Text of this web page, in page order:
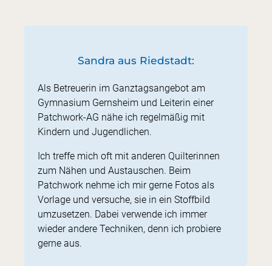
Sandra aus Riedstadt:
Als Betreuerin im Ganztagsangebot am
Gymnasium Gernsheim und Leiterin einer
Patchwork-AG nähe ich regelmäßig mit
Kindern und Jugendlichen.
Ich treffe mich oft mit anderen Quilterinnen
zum Nähen und Austauschen. Beim
Patchwork nehme ich mir gerne Fotos als
Vorlage und versuche, sie in ein Stoffbild
umzusetzen. Dabei verwende ich immer
wieder andere Techniken, denn ich probiere
gerne aus.